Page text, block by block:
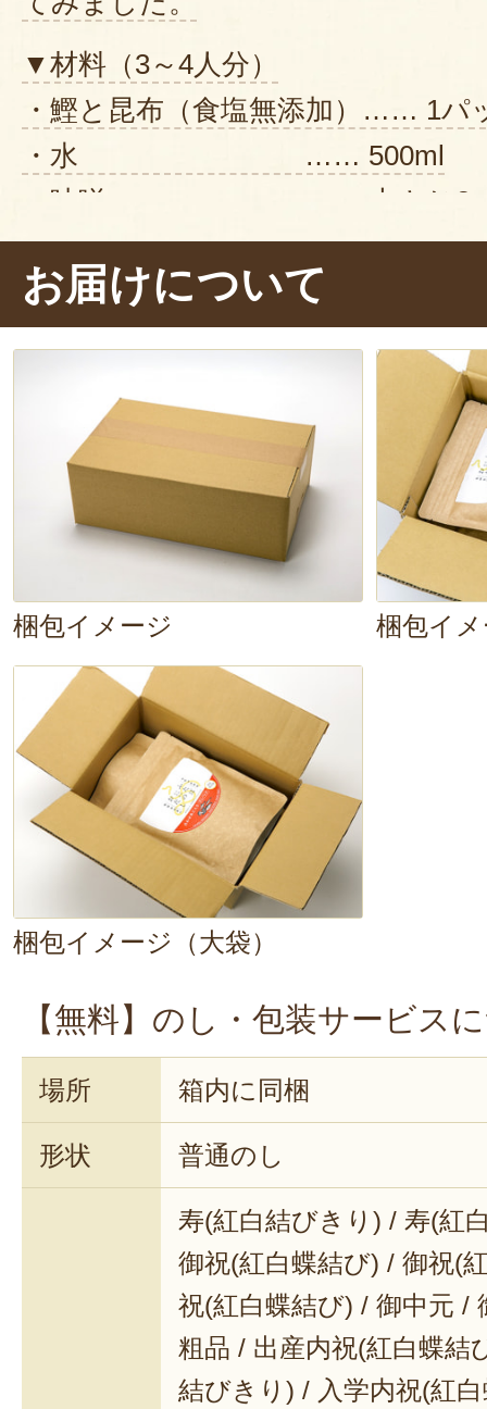
▼材料（3～4人分）
・鰹と昆布（食塩無添加）…… 1パ
・水 …… 500ml
・味噌 …… 大さじ2
・ほうれん草 …… 1/4束
・油揚げ …… 1/2枚
▼作り方
1. 鍋に水と出汁パックを入れ、中
2. 沸騰してきたら、火を弱め、沸
してパックを取り出す。（A）
3. ほうれん草は3cmの長さに切り
4. （B）の具材を（A）のダシ汁に
したら火を弱め、味噌を溶き入れ
作っている間から、お出汁の香り
く、味見を……。「いだだきま～す
しい～。身体の隅々にまで染みわ
の優しい味わい。思わず目を閉じ
ほっとする～」。ほうれん草や油
を引き立ててくれるお出汁ですね
日々の食事作りで、お出汁を取る
じるかもしれませんが、「ふたば
水に「ぽんっ」と入れるだけ！ぜ
に取り入れてみてください。
お届けについて
梱包イメージ 梱包イ
梱包イメージ（大袋）
【無料】のし・包装サービス
場所 箱内に同梱
形状 普通のし
寿(紅白結びきり) / 寿(紅
御祝(紅白蝶結び) / 御祝(
祝(紅白蝶結び) / 御中元 /
粗品 / 出産内祝(紅白蝶結
結びきり) / 入学内祝(紅